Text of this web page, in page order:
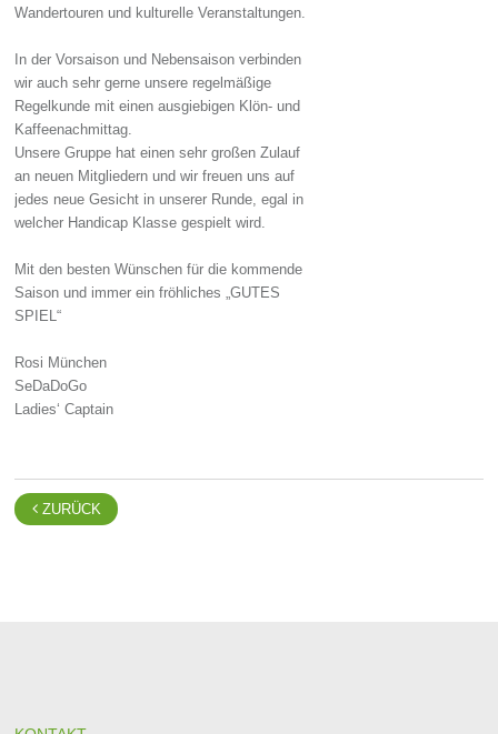
Wandertouren und kulturelle Veranstaltungen.
In der Vorsaison und Nebensaison verbinden
wir auch sehr gerne unsere regelmäßige
Regelkunde mit einen ausgiebigen Klön- und
Kaffeenachmittag.
Unsere Gruppe hat einen sehr großen Zulauf
an neuen Mitgliedern und wir freuen uns auf
jedes neue Gesicht in unserer Runde, egal in
welcher Handicap Klasse gespielt wird.
Mit den besten Wünschen für die kommende
Saison und immer ein fröhliches „GUTES
SPIEL“
Rosi München
SeDaDoGo
Ladies‘ Captain
ZURÜCK